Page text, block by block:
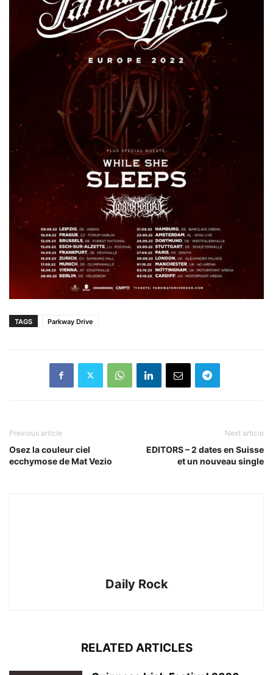
TAGS Parkway Drive
Previous article
Osez la couleur ciel
ecchymose de Mat Vezio
Next article
EDITORS – 2 dates en Suisse
et un nouveau single
Daily Rock
RELATED ARTICLES